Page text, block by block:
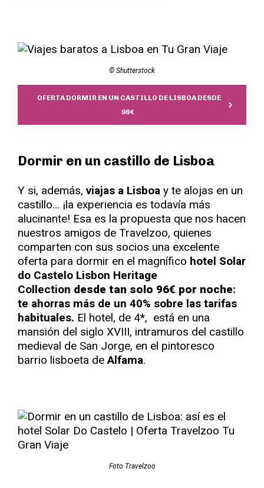
© Shutterstock
OFERTA DORMIR EN UN CASTILLO DE LISBOA DESDE
96€
Dormir en un castillo de Lisboa
Y si, además, viajas a Lisboa y te alojas en un
castillo… ¡la experiencia es todavía más
alucinante! Esa es la propuesta que nos hacen
nuestros amigos de Travelzoo, quienes
comparten con sus socios una excelente
oferta para dormir en el magnífico hotel Solar
do Castelo Lisbon Heritage
Collection desde tan solo 96€ por noche:
te ahorras más de un 40% sobre las tarifas
habituales. El hotel, de 4*, está en una
mansión del siglo XVIII, intramuros del castillo
medieval de San Jorge, en el pintoresco
barrio lisboeta deAlfama.
Foto Travelzoo